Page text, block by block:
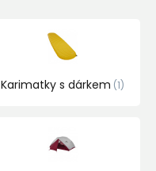
Karimatky s dárkem 1